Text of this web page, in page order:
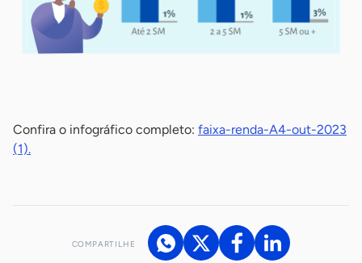
Confira o infográfico completo: faixa-renda-A4-out-2023
(1).
COMPARTILHE